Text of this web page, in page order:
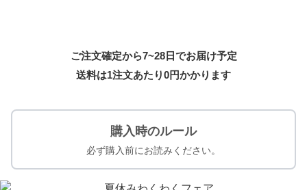
ご注文確定から7~28日でお届け予定
送料は1注文あたり0円かかります
購入時のルール
必ず購入前にお読みください。